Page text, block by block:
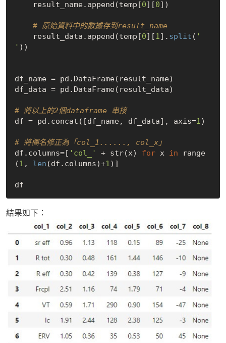
    result_name.append(temp[
0][0])
# 原始資料中的數據存到result_name
    result_data.append(temp[
0][1]. split ( '
' ))
df_name = pd.DataFrame(result_name)
df_data = pd.DataFrame(result_data)
# 將以上的2個dataframe 串接
df = pd.concat([df_name, df_data], axis=1)
# 將欄名修正為「col_1......, col_x」
df.columns=[ 'col_' + str(x) for x in range
(1 , len (df.columns)+1)]
結果如下：